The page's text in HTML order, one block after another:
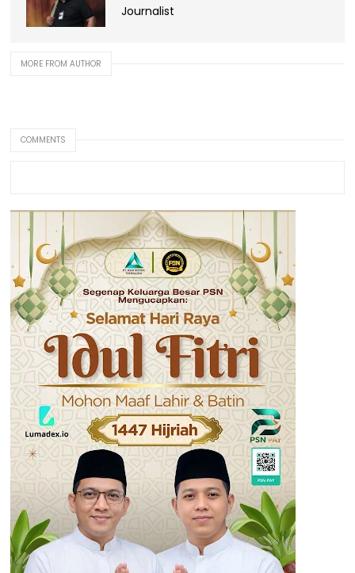
Journalist
MORE FROM AUTHOR
COMMENTS